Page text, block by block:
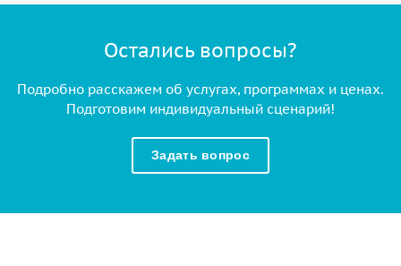
Остались вопросы?
Подробно расскажем об услугах, программах и ценах.
Подготовим индивидуальный сценарий!
Задать вопрос